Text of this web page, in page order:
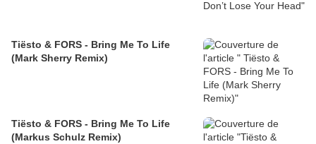
Tiësto & FORS - Bring Me To Life
(Mark Sherry Remix)
Tiësto & FORS - Bring Me To Life
(Markus Schulz Remix)